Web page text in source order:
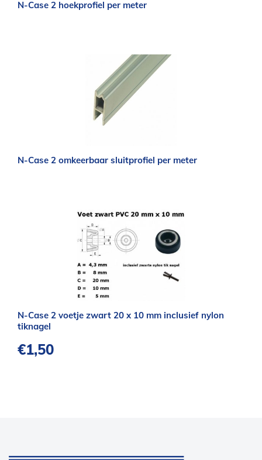
N-Case 2 hoekprofiel per meter
N-Case 2 omkeerbaar sluitprofiel per meter
N-Case 2 voetje zwart 20 x 10 mm inclusief nylon
tiknagel
€1,50